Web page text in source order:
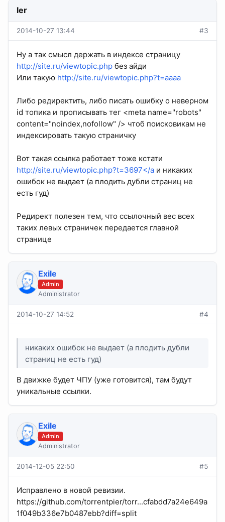
ler
2014-10-27 13:44 #3
Ну а так смысл держать в индексе страницу
http://site.ru/viewtopic.php без айди
Или такую http://site.ru/viewtopic.php?t=aaaa
Либо редиректить, либо писать ошибку о неверном
id топика и прописывать тег <meta name="robots"
content="noindex,nofollow" /> чтоб поисковикам не
индексировать такую страничку
Вот такая ссылка работает тоже кстати
http://site.ru/viewtopic.php?t=3697</a и никаких
ошибок не выдает (а плодить дубли страниц не
есть гуд)
Редирект полезен тем, что ссылочный вес всех
таких левых страничек передается главной
странице
Exile
Admin
Administrator
2014-10-27 14:52 #4
никаких ошибок не выдает (а плодить дубли
страниц не есть гуд)
В движке будет ЧПУ (уже готовится), там будут
уникальные ссылки.
Exile
Admin
Administrator
2014-12-05 22:50 #5
Исправлено в новой ревизии.
https://github.com/torrentpier/torr...cfabdd7a24e649a
1f049b336e7b0487ebb?diff=split